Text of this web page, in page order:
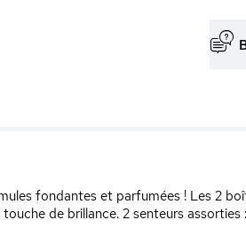
fondantes et parfumées ! Les 2
de brillance. 2 senteurs assorties